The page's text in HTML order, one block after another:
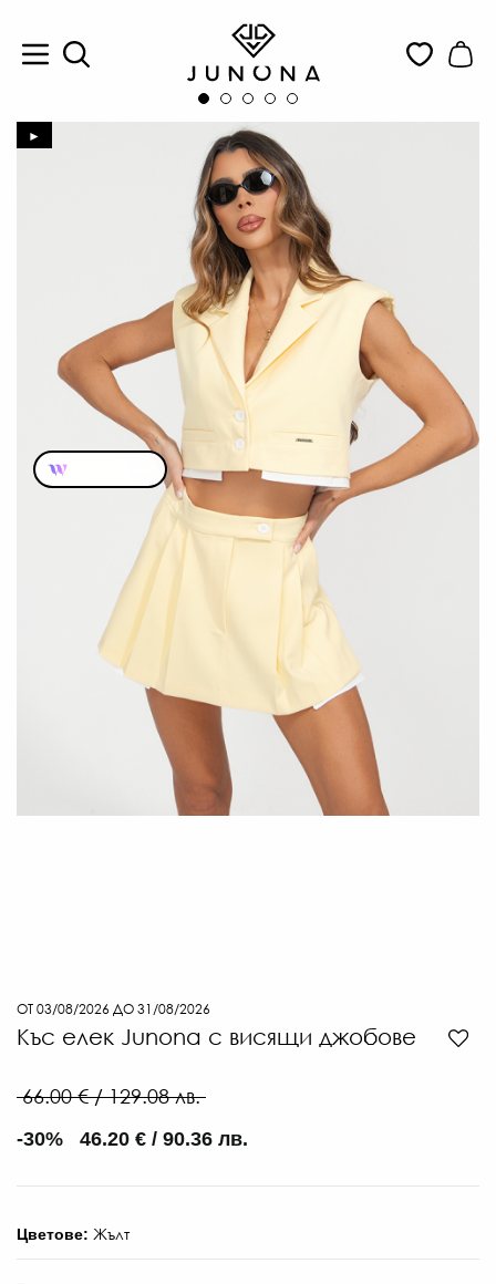
►
ОТ 03/08/2026 ДО 31/08/2026
Къс елек Junona с висящи джобове
66.00 € / 129.08 лв.
-30% 46.20 € / 90.36 лв.
Цветове: Жълт